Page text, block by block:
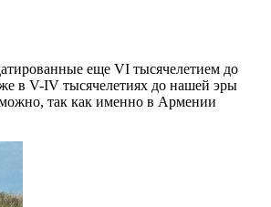
еще VI тысячелетием до
в V-IV тысячелетиях до нашей эры
так как именно в Армении